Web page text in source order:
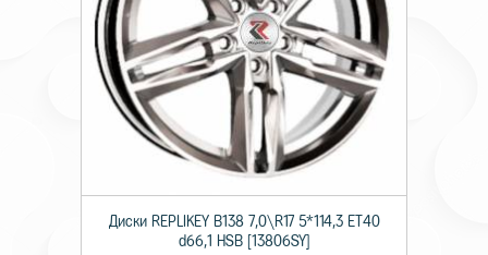
Диски RЕPLIKEY B138 7,0\R17 5*114,3 ET40
d66,1 HSB [13806SY]